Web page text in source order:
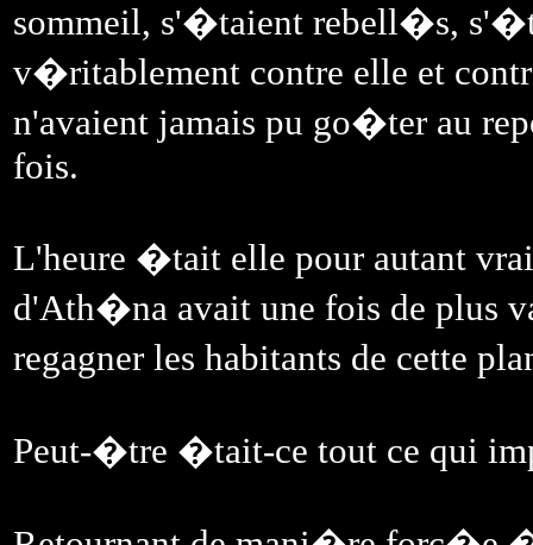
sommeil, s'�taient rebell�s,
v�ritablement contre elle et
n'avaient jamais pu go�ter au
fois.
L'heure �tait elle pour autant
d'Ath�na avait une fois de plus
regagner les habitants de cette
Peut-�tre �tait-ce tout ce qui